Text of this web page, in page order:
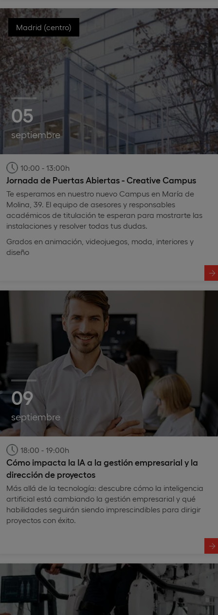
Madrid (centro)
05
septiembre
10:00 - 13:00h
Jornada de Puertas Abiertas - Creative Campus
Te esperamos en nuestro nuevo Campus en María de
Molina, 39. El equipo de asesores y responsables
académicos de titulación te esperan para mostrarte las
instalaciones y resolver todas tus dudas.
Grados en animación, videojuegos, moda, interiores y
diseño
09
septiembre
18:00 - 19:00h
Cómo impacta la IA a la gestión empresarial y la
dirección de proyectos
Más allá de la tecnología: descubre cómo la inteligencia
artificial está cambiando la gestión empresarial y qué
habilidades seguirán siendo imprescindibles para dirigir
proyectos con éxito.